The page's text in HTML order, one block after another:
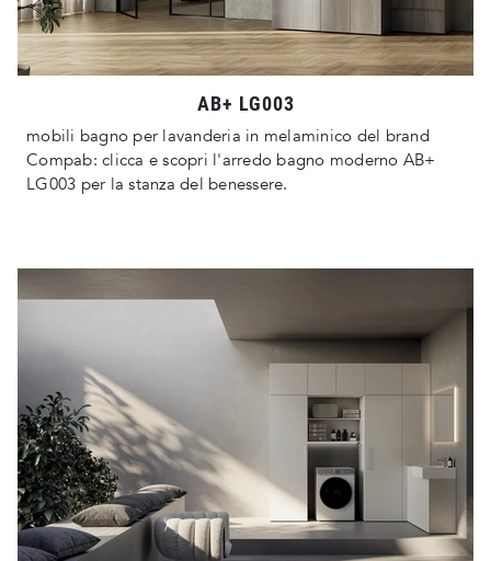
AB+ LG003
mobili bagno per lavanderia in melaminico del brand
Compab: clicca e scopri l'arredo bagno moderno AB+
LG003 per la stanza del benessere.